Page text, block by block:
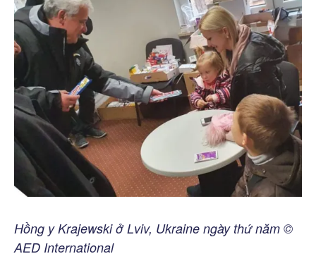
Hồng y Krajewski ở Lviv, Ukraine ngày thứ năm ©
AED International